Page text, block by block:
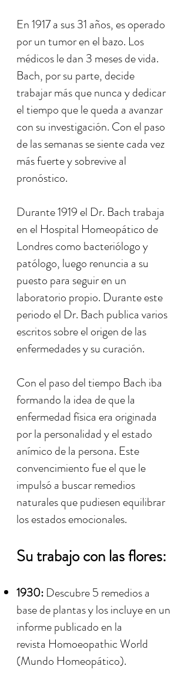
En 1917 a sus 31 años, es operado
por un tumor en el bazo. Los
médicos le dan 3 meses de vida.
Bach, por su parte, decide
trabajar más que nunca y dedicar
el tiempo que le queda a avanzar
con su investigación. Con el paso
de las semanas se siente cada vez
más fuerte y sobrevive al
pronóstico.
Durante 1919 el Dr. Bach trabaja
en el Hospital Homeopático de
Londres como bacteriólogo y
patólogo, luego renuncia a su
puesto para seguir en un
laboratorio propio. Durante este
periodo el Dr. Bach publica varios
escritos sobre el origen de las
enfermedades y su curación.
Con el paso del tiempo Bach iba
formando la idea de que la
enfermedad física era originada
por la personalidad y el estado
anímico de la persona. Este
convencimiento fue el que le
impulsó a buscar remedios
naturales que pudiesen equilibrar
los estados emocionales.
Su trabajo con las flores:
1930: Descubre 5 remedios a
base de plantas y los incluye en un
informe publicado en la
revista Homoeopathic World
(Mundo Homeopático).